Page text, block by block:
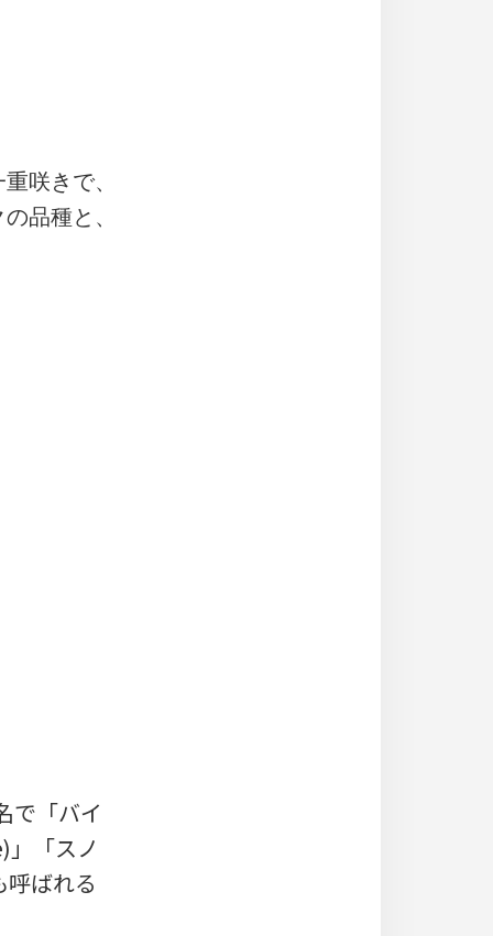
咲きで、
品種と、
で「バイ
「スノ
ばれる